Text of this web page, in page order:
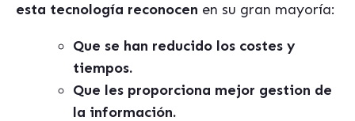
esta tecnología reconocen en su gran mayoría:
Que se han reducido los costes y
tiempos.
Que les proporciona mejor gestion de
la información.